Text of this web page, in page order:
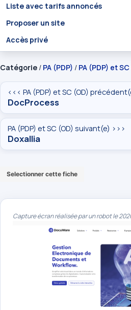
Liste avec tarifs annoncés
Proposer un site
Accès privé
Catégorie / PA (PDP) / PA (PDP) et SC
<<< PA (PDP) et SC (OD)
DocProcess
PA (PDP) et SC (OD) suivant(e) >>>
Doxallia
Selectionner cette fiche
Capture écran réalisée par un robot le